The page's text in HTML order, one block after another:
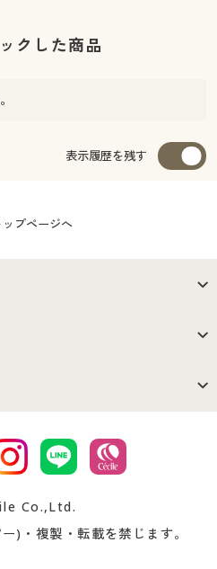
クした商品
表示履歴を残す
プページへ
会社案内
サイトマップ
お支払は
忘れの場合
Co.,Ltd.
)・複製・転載を禁じます。